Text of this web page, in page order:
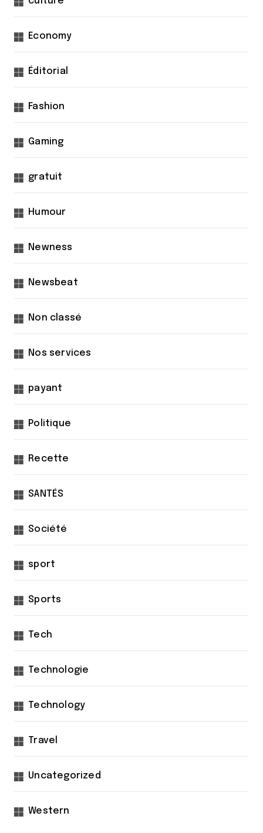
Economy
Éditorial
Fashion
Gaming
gratuit
Humour
Newness
Newsbeat
Non classé
Nos services
payant
Politique
Recette
SANTÉS
Société
sport
Sports
Tech
Technologie
Technology
Travel
Uncategorized
Western